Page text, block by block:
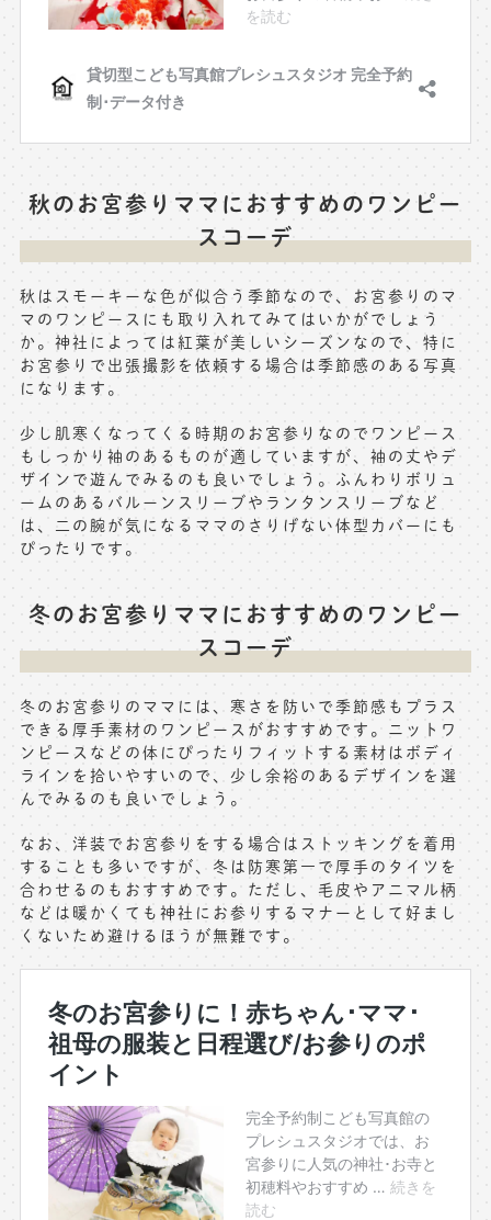
秋のお宮参りママにおすすめのワンピー
スコーデ
秋はスモーキーな色が似合う季節なので、お宮参りのマ
マのワンピースにも取り入れてみてはいかがでしょう
か。神社によっては紅葉が美しいシーズンなので、特に
お宮参りで出張撮影を依頼する場合は季節感のある写真
になります。
少し肌寒くなってくる時期のお宮参りなのでワンピース
もしっかり袖のあるものが適していますが、袖の丈やデ
ザインで遊んでみるのも良いでしょう。ふんわりボリュ
ームのあるバルーンスリーブやランタンスリーブなど
は、二の腕が気になるママのさりげない体型カバーにも
ぴったりです。
冬のお宮参りママにおすすめのワンピー
スコーデ
冬のお宮参りのママには、寒さを防いで季節感もプラス
できる厚手素材のワンピースがおすすめです。ニットワ
ンピースなどの体にぴったりフィットする素材はボディ
ラインを拾いやすいので、少し余裕のあるデザインを選
んでみるのも良いでしょう。
なお、洋装でお宮参りをする場合はストッキングを着用
することも多いですが、冬は防寒第一で厚手のタイツを
合わせるのもおすすめです。ただし、毛皮やアニマル柄
などは暖かくても神社にお参りするマナーとして好まし
くないため避けるほうが無難です。